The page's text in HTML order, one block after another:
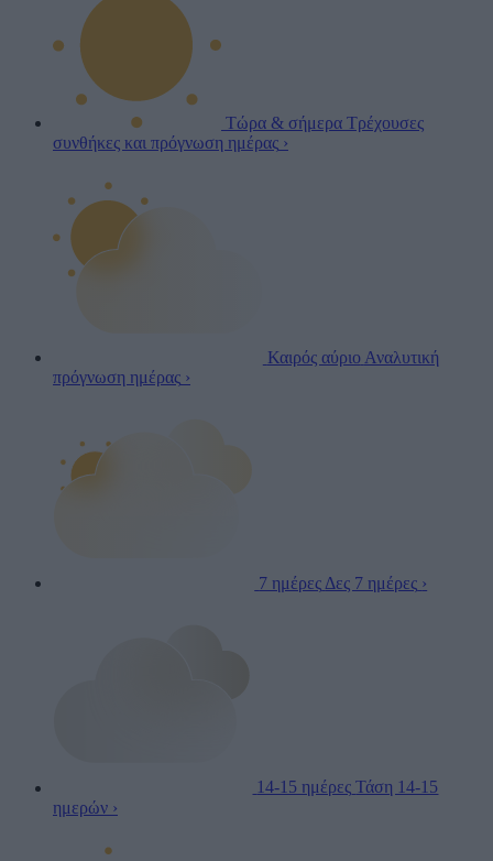
Τώρα & σήμερα Τρέχουσες
συνθήκες και πρόγνωση ημέρας ›
Καιρός αύριο Αναλυτική
πρόγνωση ημέρας ›
7 ημέρες Δες 7 ημέρες ›
14-15 ημέρες Τάση 14-15
ημερών ›